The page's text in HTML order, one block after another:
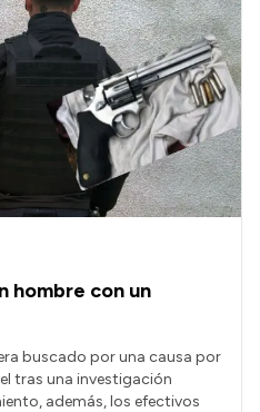
hombre con un
buscado por una causa por
tras una investigación
además, los efectivos